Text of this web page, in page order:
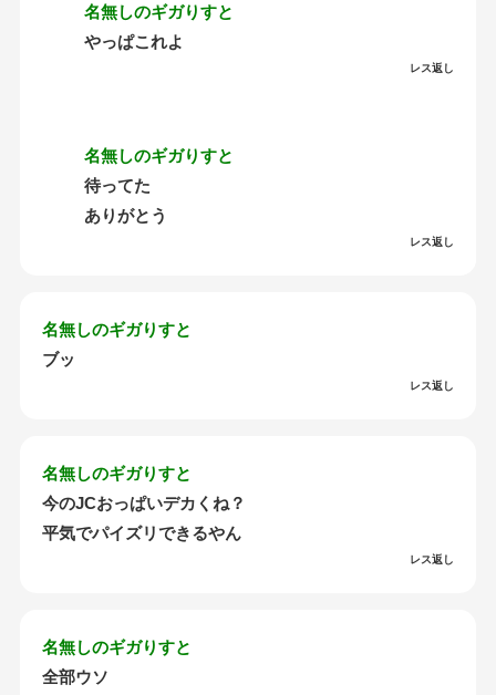
名無しのギガりすと
やっぱこれよ
レス返し
名無しのギガりすと
待ってた
ありがとう
レス返し
名無しのギガりすと
ブッ
レス返し
名無しのギガりすと
今のJCおっぱいデカくね？
平気でパイズリできるやん
レス返し
名無しのギガりすと
全部ウソ